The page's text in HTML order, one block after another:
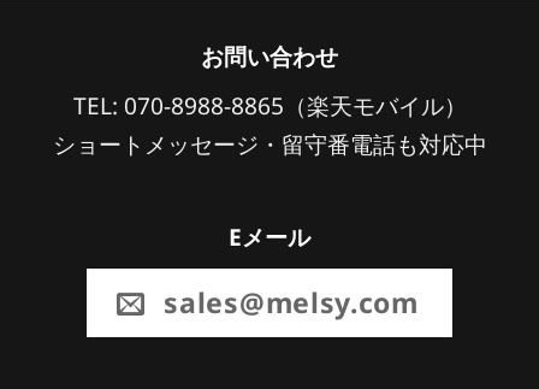
お問い合わせ
TEL: 070-8988-8865（楽天モバイル）
ショートメッセージ・留守番電話も対応中
Eメール
sales@melsy.com